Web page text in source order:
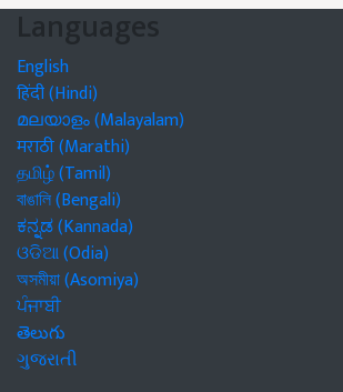
Languages
English
हिंदी (Hindi)
മലയാളം (Malayalam)
मराठी (Marathi)
தமிழ் (Tamil)
বাঙালি (Bengali)
ಕನ್ನಡ (Kannada)
ଓଡିଆ (Odia)
অসমীয়া (Asomiya)
ਪੰਜਾਬੀ
తెలుగు
ગુજરાતી